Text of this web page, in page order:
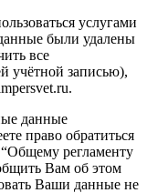
услугами
были удалены
все
учётной записью),
данные
право обратиться
регламенту
Вам об этом
Ваши данные не